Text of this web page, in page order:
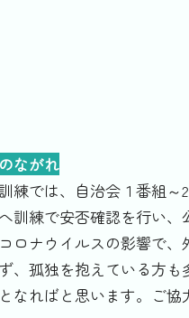
ながれ
練では、自治会１番組
訓練で安否確認を行い、
ロナウイルスの影響で
、孤独を抱えている方
なればと思います。ご協